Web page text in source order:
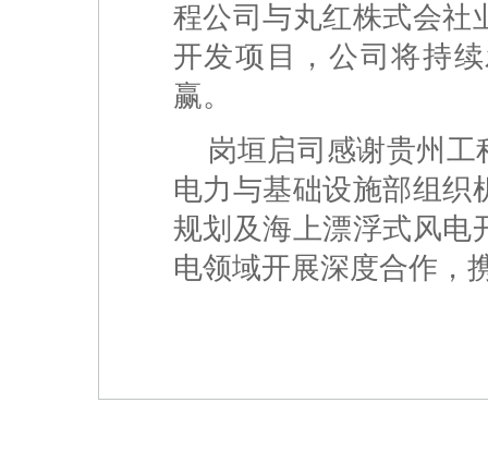
程公司与丸红株式会社
开发项目，公司将持
赢。
岗垣启司感谢贵州
电力与基础设施部组织
规划及海上漂浮式风电
电领域开展深度合作，